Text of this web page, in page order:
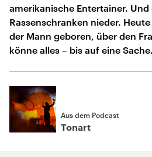
amerikanische Entertainer. Und
Rassenschranken nieder.
der Mann geboren, über den
könne alles – bis auf eine Sache.
Aus dem Podcast
Tonart